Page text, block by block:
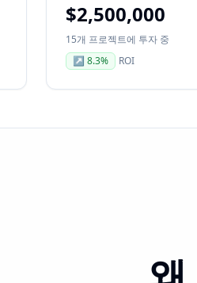
$2,500,000
15개 프로젝트에 투자 중
↗ 8.3% ROI